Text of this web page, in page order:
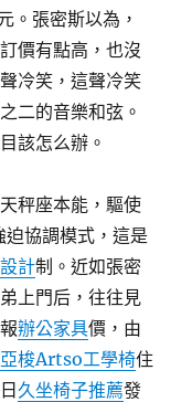
。張密斯以為，
價有點高，也沒
冷笑，這聲冷笑
二的音樂和弦。
該怎么辦。
秤座本能，驅使
協調模式，這是
計制。近如張密
上門后，往往見
辦公家具價，由
亞梭Artso工學椅住
久坐椅子推薦發